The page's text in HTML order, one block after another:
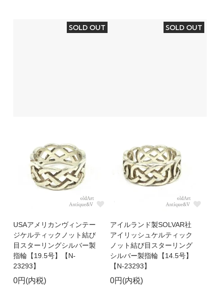
SOLD OUT
USAアメリカンヴィンテー
ジケルティックノット結び
目スターリングシルバー製
指輪【19.5号】【N-
23293】
0円(内税)
SOLD OUT
アイルランド製SOLVAR社
アイリッシュケルティック
ノット結び目スターリング
シルバー製指輪【14.5号】
【N-23293】
0円(内税)